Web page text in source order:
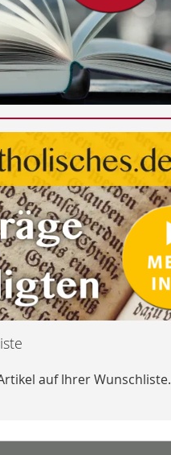
auf Ihrer Wunschliste.